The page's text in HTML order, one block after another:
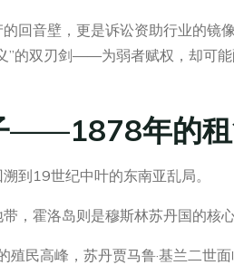
回音壁，更是诉讼资助行业的镜
”的双刃剑——为弱者赋权，却可能
——1878年的
到19世纪中叶的东南亚乱局。
，霍洛岛则是穆斯林苏丹国的核心
民高峰，苏丹贾马鲁·基兰二世